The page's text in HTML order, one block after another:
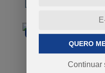
QUERO
Continuar
VIBRAR INVERNO